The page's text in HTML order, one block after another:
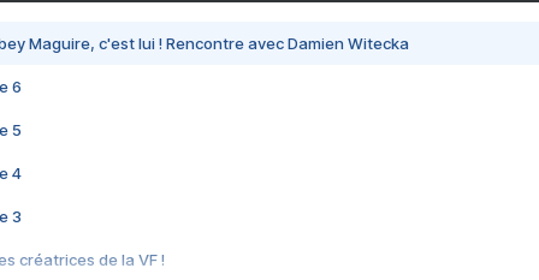
Maguire, c'est lui ! Rencontre avec Damien Witecka
6
5
4
3
créatrices de la VF !